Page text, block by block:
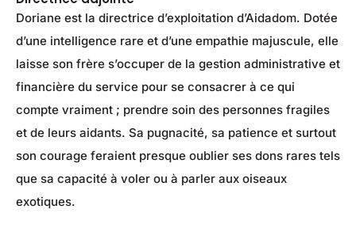
Doriane est la directrice d’exploitation d’Aidadom. Dotée
d’une intelligence rare et d’une empathie majuscule, elle
laisse son frère s’occuper de la gestion administrative et
financière du service pour se consacrer à ce qui
compte vraiment ; prendre soin des personnes fragiles
et de leurs aidants. Sa pugnacité, sa patience et surtout
son courage feraient presque oublier ses dons rares tels
que sa capacité à voler ou à parler aux oiseaux
exotiques.